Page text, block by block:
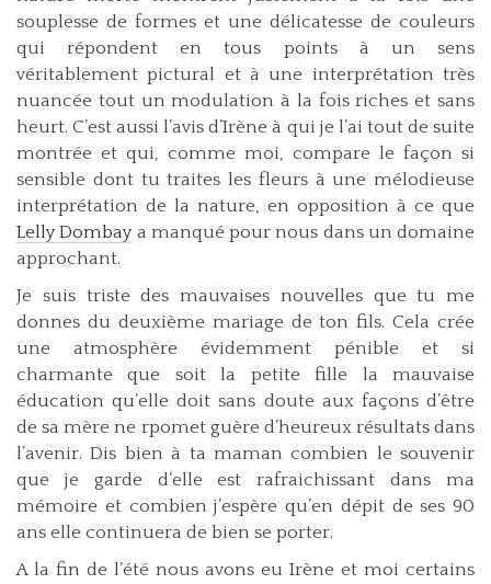
souplesse de formes et une délicatesse de couleurs
qui répondent en tous points à un sens
véritablement pictural et à une interprétation très
nuancée tout un modulation à la fois riches et sans
heurt. C’est aussi l’avis d’Irène à qui je l’ai tout de suite
montrée et qui, comme moi, compare le façon si
sensible dont tu traites les fleurs à une mélodieuse
interprétation de la nature, en opposition à ce que
Lelly Dombay a manqué pour nous dans un domaine
approchant.
Je suis triste des mauvaises nouvelles que tu me
donnes du deuxième mariage de ton fils. Cela crée
une atmosphère évidemment pénible et si
charmante que soit la petite fille la mauvaise
éducation qu’elle doit sans doute aux façons d’être
de sa mère ne rpomet guère d’heureux résultats dans
l’avenir. Dis bien à ta maman combien le souvenir
que je garde d’elle est rafraichissant dans ma
mémoire et combien j’espère qu’en dépit de ses 90
ans elle continuera de bien se porter.
A la fin de l’été nous avons eu Irène et moi certains